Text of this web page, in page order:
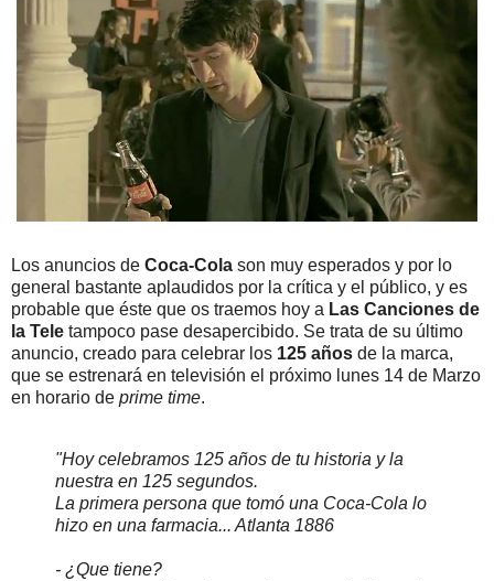
Los anuncios de Coca-Cola son muy esperados y por lo
general bastante aplaudidos por la crítica y el público, y es
probable que éste que os traemos hoy a Las Canciones de
la Tele tampoco pase desapercibido. Se trata de su último
anuncio, creado para celebrar los 125 años de la marca,
que se estrenará en televisión el próximo lunes 14 de Marzo
en horario de prime time.
"Hoy celebramos 125 años de tu historia y la
nuestra en 125 segundos.
La primera persona que tomó una Coca-Cola lo
hizo en una farmacia... Atlanta 1886
- ¿Que tiene?